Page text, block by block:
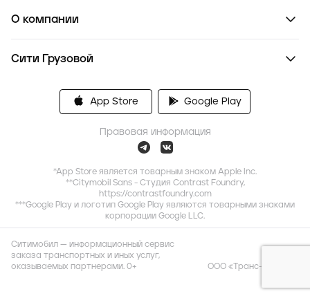
О компании
Сити Грузовой
App Store Google Play
Правовая информация
*App Store является товарным знаком Apple Inc.
**Citymobil Sans - Студия Contrast Foundry,
https://contrastfoundry.com
***Google Play и логотип Google Play являются товарными знаками
корпорации Google LLC.
Ситимобил — информационный сервис
заказа транспортных и иных услуг,
оказываемых партнерами. 0+
ООО «Транс-Миссия»